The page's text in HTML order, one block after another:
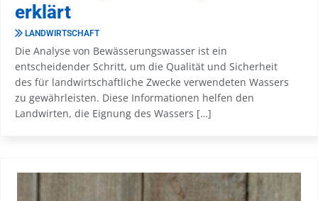
erklärt
LANDWIRTSCHAFT
Die Analyse von Bewässerungswasser ist ein
entscheidender Schritt, um die Qualität und Sicherheit
des für landwirtschaftliche Zwecke verwendeten Wassers
zu gewährleisten. Diese Informationen helfen den
Landwirten, die Eignung des Wassers […]